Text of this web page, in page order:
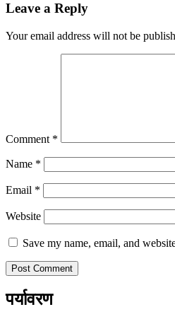
Leave a Reply
Your email address will not be
Comment *
Name *
Email *
Website
Save my name, email, and
पर्यावरण